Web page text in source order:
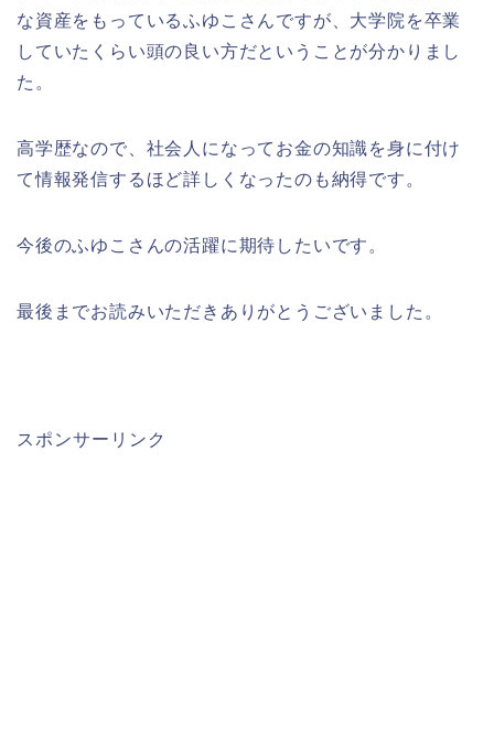
な資産をもっているふゆこさんですが、大学院を卒業
していたくらい頭の良い方だということが分かりまし
た。
高学歴なので、社会人になってお金の知識を身に付け
て情報発信するほど詳しくなったのも納得です。
今後のふゆこさんの活躍に期待したいです。
最後までお読みいただきありがとうございました。
スポンサーリンク